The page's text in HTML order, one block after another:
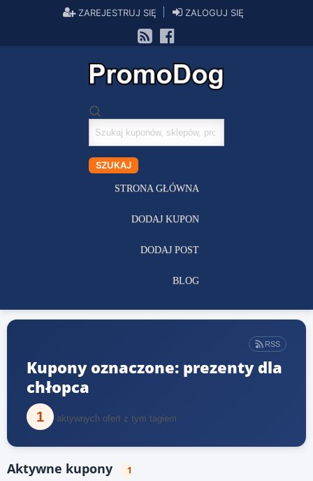
ZAREJESTRUJ SIĘ ZALOGUJ SIĘ
Szukaj
kuponów
SZUKAJ
STRONA GŁÓWNA
DODAJ KUPON
DODAJ POST
BLOG
RSS
Kupony oznaczone: prezenty dla
chłopca
1 aktywnych ofert z tym tagiem
Aktywne kupony 1